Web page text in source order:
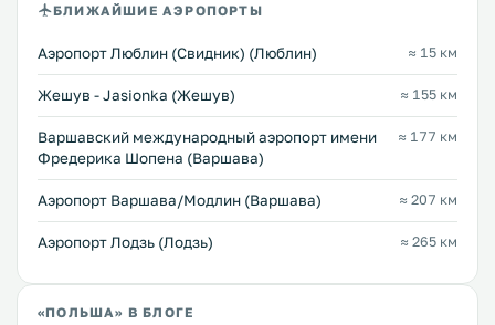
БЛИЖАЙШИЕ АЭРОПОРТЫ
Аэропорт Люблин (Свидник) (Люблин) ≈ 15 км
Жешув - Jasionka (Жешув) ≈ 155 км
Варшавский международный аэропорт имени
Фредерика Шопена (Варшава)
≈ 177 км
Аэропорт Варшава/Модлин (Варшава) ≈ 207 км
Аэропорт Лодзь (Лодзь) ≈ 265 км
«ПОЛЬША» В БЛОГЕ